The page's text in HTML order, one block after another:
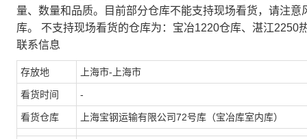
量、数量和品质。目前部分仓库不能支持现场看货，请注
库。 不支持现场看货的仓库为：宝冶1220仓库、湛江2250
联系信息
存放地 上海市-上海市
看货时间 -
看货仓库 上海宝钢运输有限公司72号库（宝冶库室内库）